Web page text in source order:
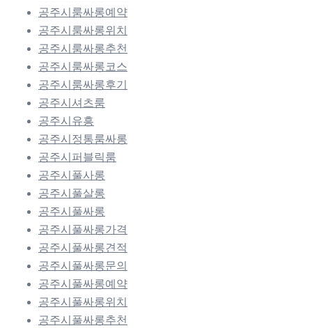
공주시룸싸롱예약
공주시룸싸롱위치
공주시룸싸롱추천
공주시룸싸롱코스
공주시룸싸롱후기
공주시셔츠룸
공주시유흥
공주시정통룸싸롱
공주시퍼블릭룸
공주시풀사롱
공주시풀살롱
공주시풀싸롱
공주시풀싸롱가격
공주시풀싸롱견적
공주시풀싸롱문의
공주시풀싸롱예약
공주시풀싸롱위치
공주시풀싸롱추천